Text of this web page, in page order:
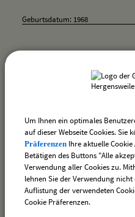
Ortsplan der Gemeinde
Geburtsdatum: 1968
Um Ihnen ein optimales
auf dieser Webseite Cookies. Sie
Präferenzen Ihre aktuelle
Betätigen des Buttons "Alle
Verwendung aller Cookies zu.
lehnen Sie der Verwendung
Auflistung der verwendeten
Cookie Präferenzen.